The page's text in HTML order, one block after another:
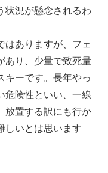
状況が懸念されるわ
はありますが、フェ
あり、少量で致死量
キーです。長年やっ
危険性といい、一線
放置する訳にも行か
しいとは思います